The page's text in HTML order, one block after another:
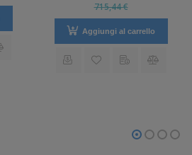
715,44 €
Aggiungi al carrello